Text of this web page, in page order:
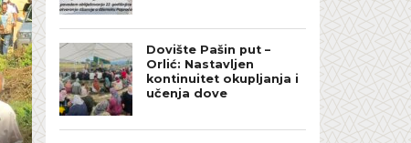
Dovište Pašin put –
Orlić: Nastavljen
kontinuitet okupljanja i
učenja dove